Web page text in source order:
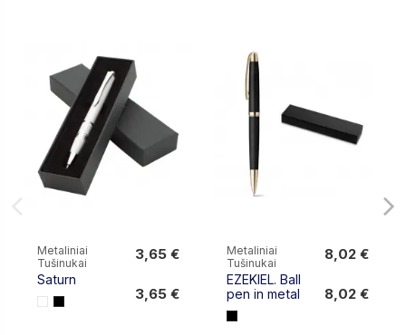
Metaliniai
Tušinukai
Saturn
3,65 €
3,65 €
Metaliniai
Tušinukai
EZEKIEL. Ball
pen in metal
8,02 €
8,02 €